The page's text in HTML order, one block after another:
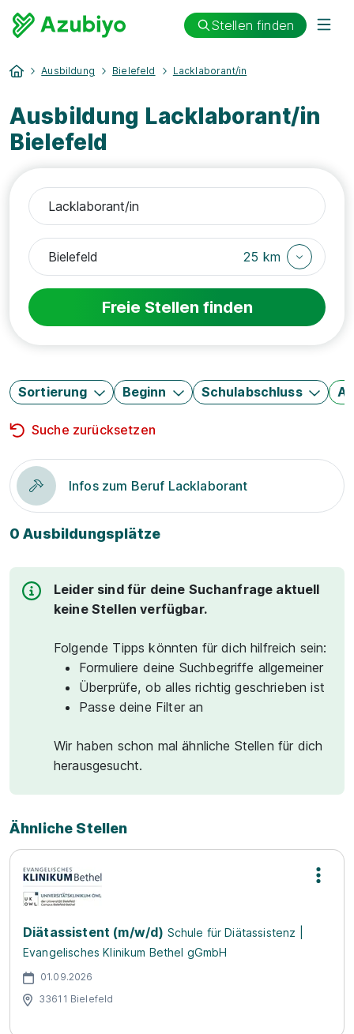
Stellen finden
Ausbildung Bielefeld Lacklaborant/in
Ausbildung Lacklaborant/in
Bielefeld
25 km
Freie Stellen finden
Sortierung Beginn Schulabschluss
Suche zurücksetzen
Infos zum Beruf Lacklaborant
0 Ausbildungsplätze
Leider sind für deine Suchanfrage aktuell
keine Stellen verfügbar.
Folgende Tipps könnten für dich hilfreich sein:
Formuliere deine Suchbegriffe allgemeiner
Überprüfe, ob alles richtig geschrieben ist
Passe deine Filter an
Wir haben schon mal ähnliche Stellen für dich
herausgesucht.
Ähnliche Stellen
Diätassistent (m/w/d) Schule für Diätassistenz |
Evangelisches Klinikum Bethel gGmbH
01.09.2026
33611 Bielefeld